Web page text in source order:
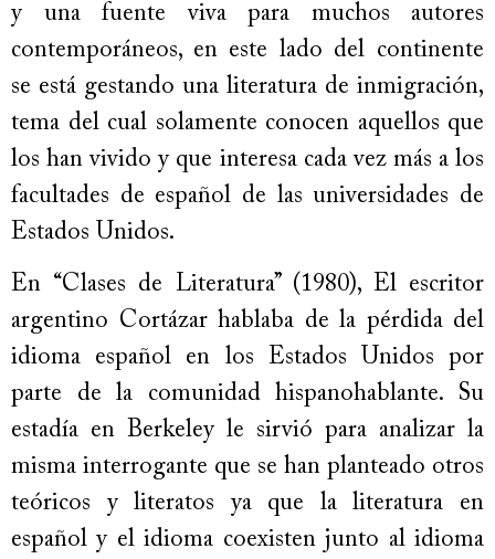
y una fuente viva para muchos autores
contemporáneos, en este lado del continente
se está gestando una literatura de inmigración,
tema del cual solamente conocen aquellos que
los han vivido y que interesa cada vez más a los
facultades de español de las universidades de
Estados Unidos.
En “Clases de Literatura” (1980), El escritor
argentino Cortázar hablaba de la pérdida del
idioma español en los Estados Unidos por
parte de la comunidad hispanohablante. Su
estadía en Berkeley le sirvió para analizar la
misma interrogante que se han planteado otros
teóricos y literatos ya que la literatura en
español y el idioma coexisten junto al idioma